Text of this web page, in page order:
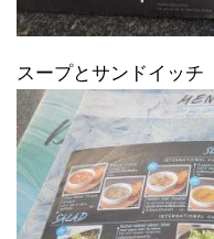
スープとサンドイッチ